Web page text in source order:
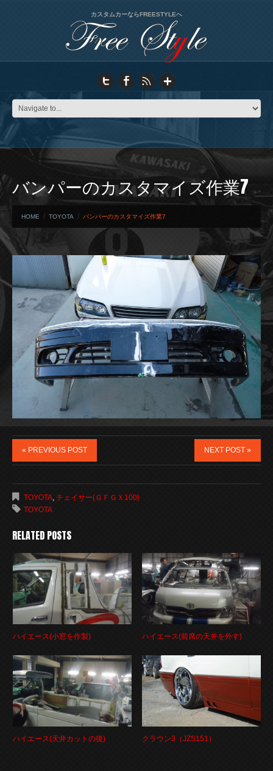
カスタムカーならFREESTYLEへ
バンパーのカスタマイズ作業7
HOME TOYOTA バンパーのカスタマイズ作業7
« PREVIOUS POST NEXT POST »
TOYOTA, チェイサー(ＧＦＧＸ100)
TOYOTA
RELATED POSTS
ハイエース(小窓を作製) ハイエース(前席の天井を外す)
ハイエース(天井カットの後) クラウン3（JZS151）